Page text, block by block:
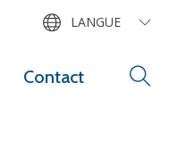
Contact
LANGUE